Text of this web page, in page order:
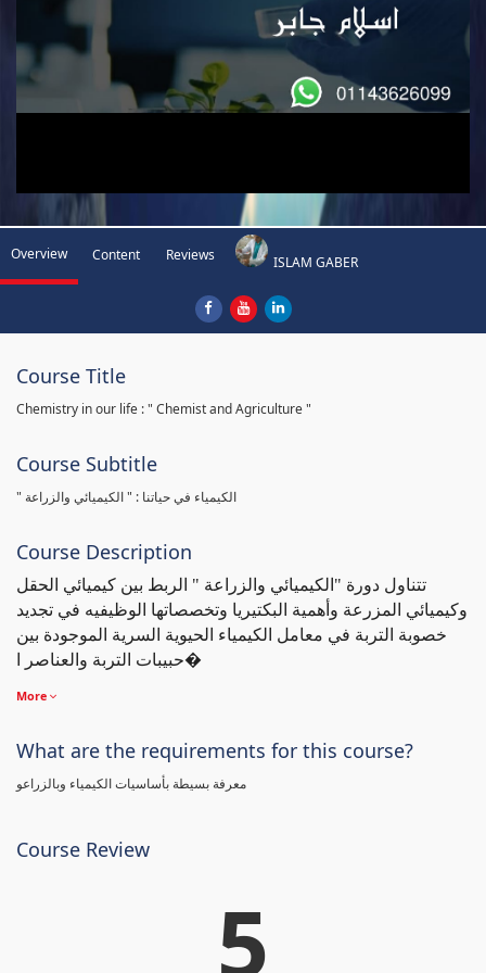
Overview Content Reviews ISLAM GABER
Course Title
Chemistry in our life : " Chemist and Agriculture "
Course Subtitle
" الكيمياء في حياتنا : " الكيميائي والزراعة
Course Description
تتناول دورة "الكيميائي والزراعة " الربط بين كيميائي الحقل
وكيميائي المزرعة وأهمية البكتيريا وتخصصاتها الوظيفيه في تجديد
خصوبة التربة في معامل الكيمياء الحيوية السرية الموجودة بين
حبيبات التربة والعناصر ا�
More
What are the requirements for this course?
معرفة بسيطة بأساسيات الكيمياء وبالزراعو
Course Review
5